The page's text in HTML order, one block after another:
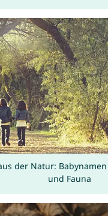
der Natur:
und Fauna